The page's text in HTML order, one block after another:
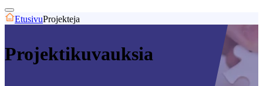
EtusivuProjekteja
Projektikuvauksia